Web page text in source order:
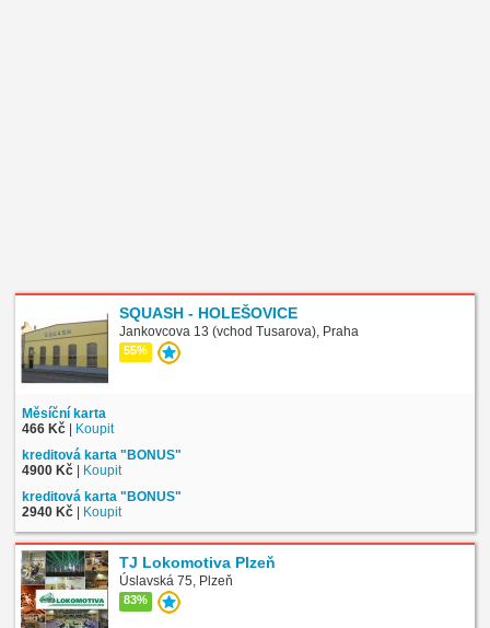
SQUASH - HOLEŠOVICE
Jankovcova 13 (vchod Tusarova), Praha
55%
Měsíční karta
466 Kč | Koupit
kreditová karta "BONUS"
4900 Kč | Koupit
kreditová karta "BONUS"
2940 Kč | Koupit
TJ Lokomotiva Plzeň
Úslavská 75, Plzeň
83%